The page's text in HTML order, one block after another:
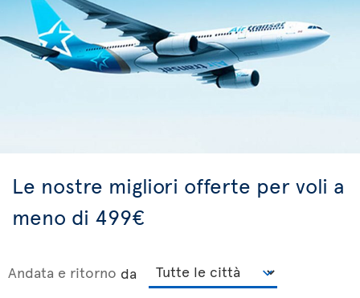
Le nostre migliori offerte per voli a
meno di 499€
Andata e ritorno da